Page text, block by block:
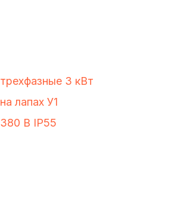
3 кВт
лапах У1
В IP55